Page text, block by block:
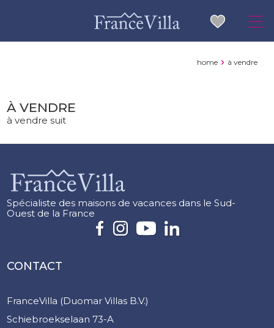
home à vendre
À VENDRE
à vendre suit
Spécialiste des maisons de vacances dans le Sud-
Ouest de la France
CONTACT
FranceVilla (Duomar Villas B.V.)
Schiebroekselaan 73-A